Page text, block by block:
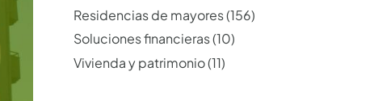
Residencias de mayores(156)
Soluciones financieras(10)
Vivienda y patrimonio(11)